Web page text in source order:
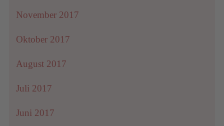
November 2017
Oktober 2017
August 2017
Juli 2017
Juni 2017